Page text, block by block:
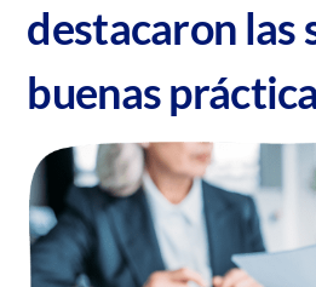
destacaron las
buenas